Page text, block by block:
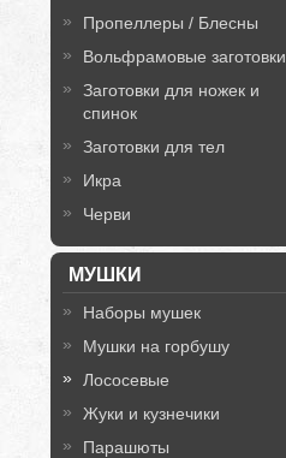
Пропеллеры / Блесны
Вольфрамовые заготовки
Заготовки для ножек и
спинок
Заготовки для тел
Икра
Черви
МУШКИ
Наборы мушек
Мушки на горбушу
Лососевые
Жуки и кузнечики
Парашюты